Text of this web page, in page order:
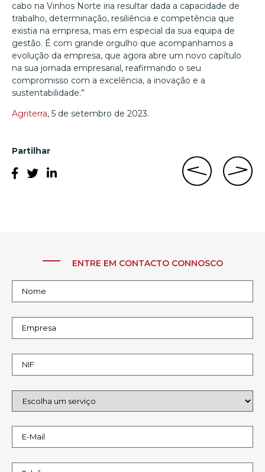
cabo na Vinhos Norte iria resultar dada a capacidade de
trabalho, determinação, resiliência e competência que
existia na empresa, mas em especial da sua equipa de
gestão. É com grande orgulho que acompanhamos a
evolução da empresa, que agora abre um novo capítulo
na sua jornada empresarial, reafirmando o seu
compromisso com a excelência, a inovação e a
sustentabilidade.”
Agriterra, 5 de setembro de 2023.
Partilhar
ENTRE EM CONTACTO CONNOSCO